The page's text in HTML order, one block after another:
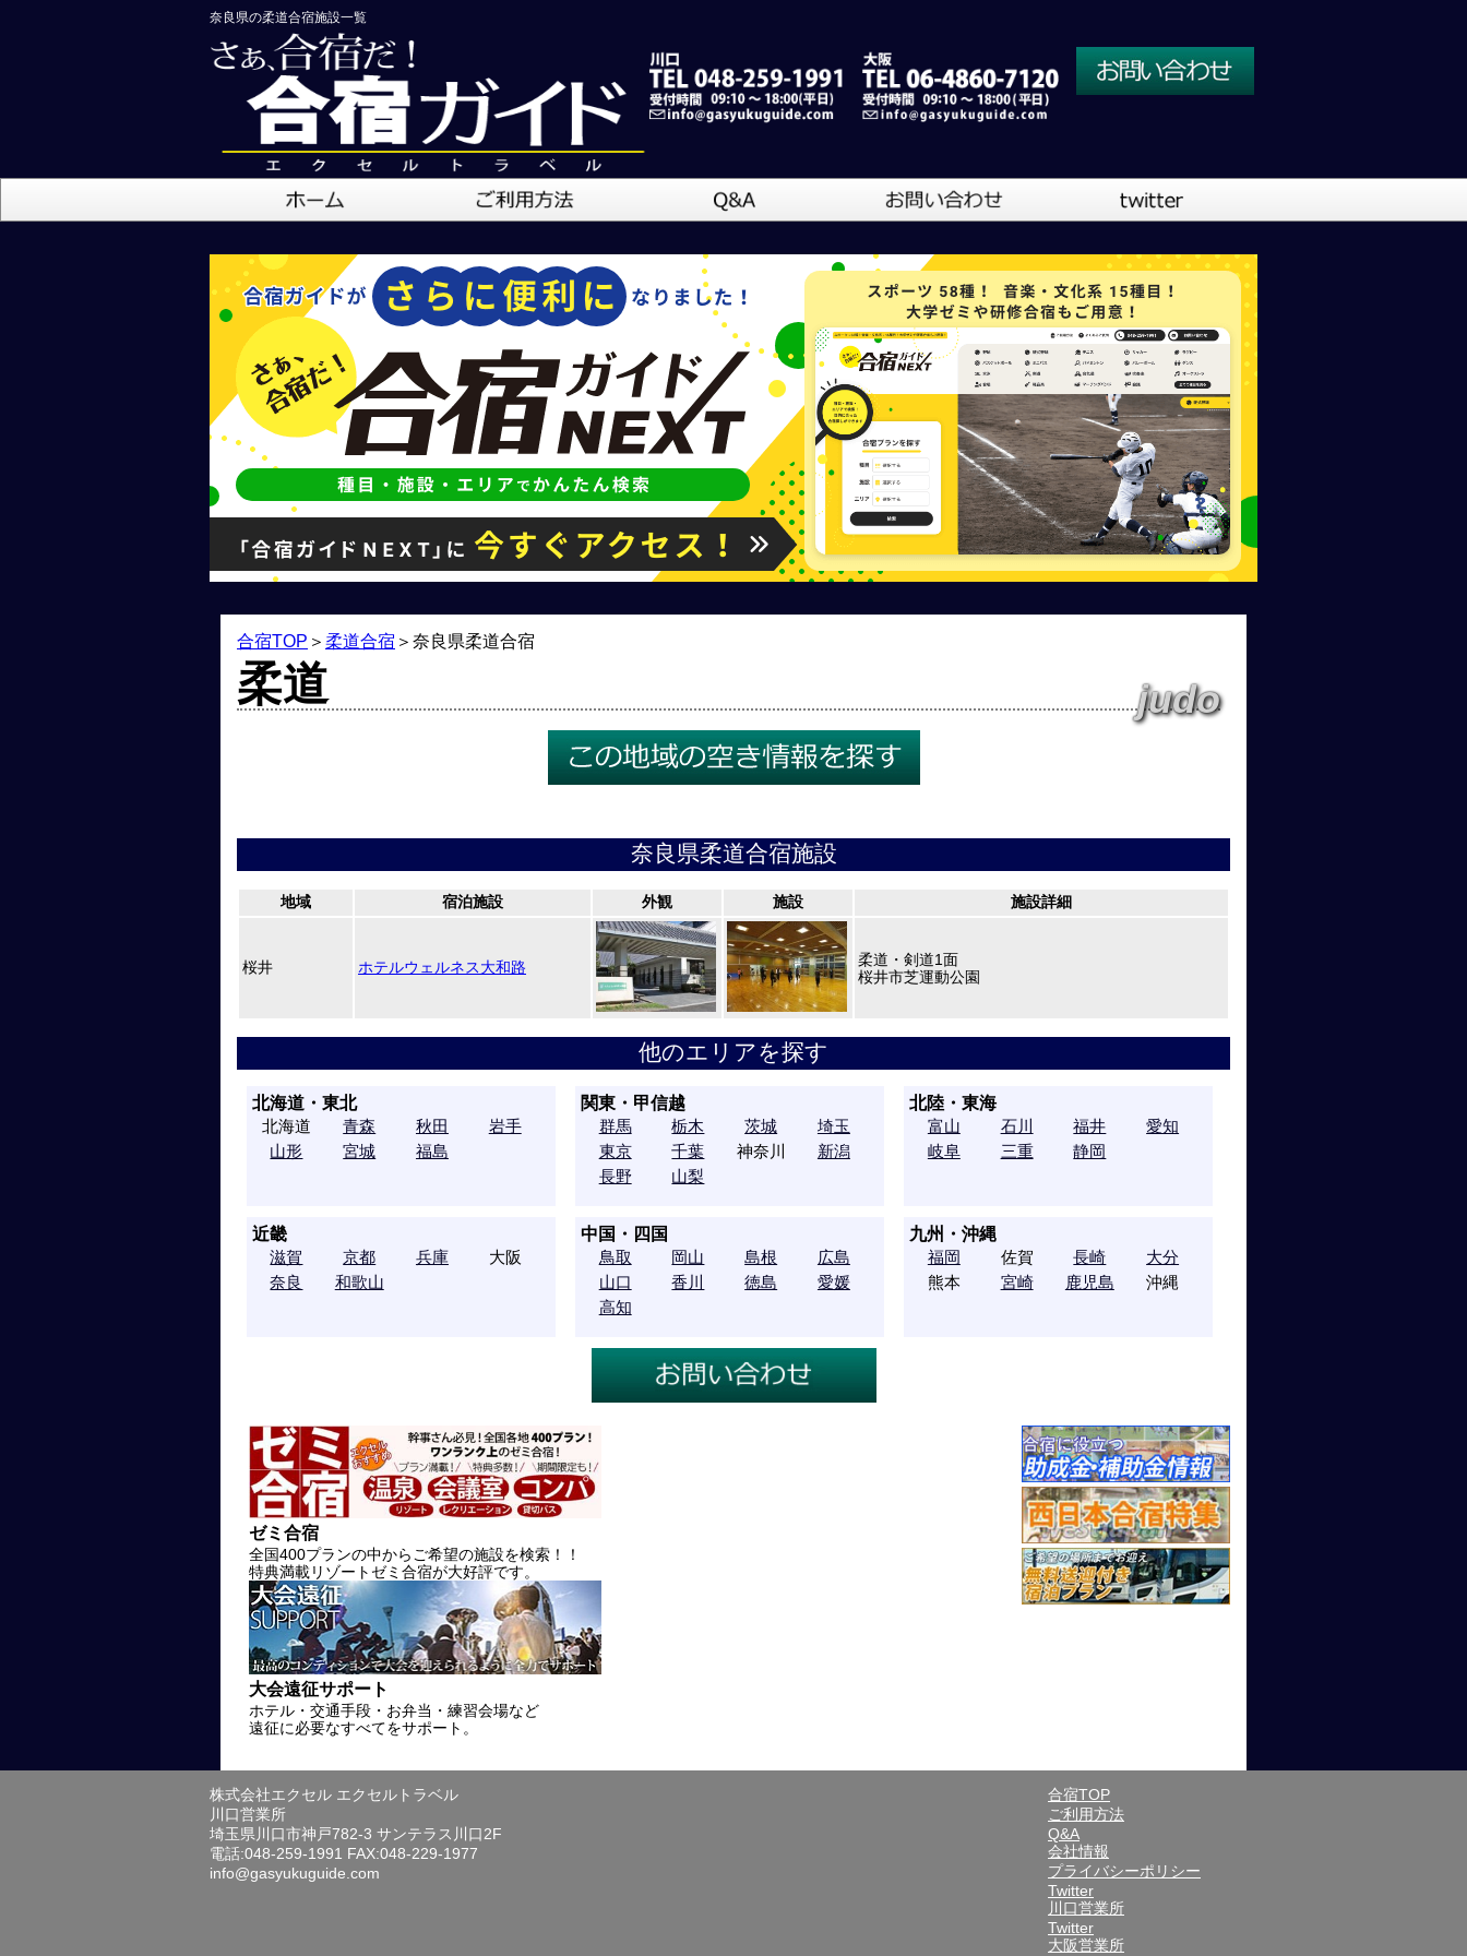
奈良県の柔道合宿施設一覧
大阪営業所
吹奏楽
合宿TOP ＞ 柔道合宿 ＞ 奈良県柔道合宿
柔道 judo
奈良県柔道合宿施設
地域 宿泊施設 外観 施設 施設詳細
桜井 ホテルウェルネス大和路
柔道・剣道1面
桜井市芝運動公園
他のエリアを探す
北海道・東北
北海道 青森 秋田
岩手
山形
宮城 福島
関東・甲信越
群馬 栃木 茨城
埼玉
東京
千葉 神奈川
新潟
長野
山梨
北陸・東海
富山 石川 福井
愛知
岐阜
三重 静岡
近畿
滋賀 京都 兵庫
大阪
奈良
和歌山
中国・四国
鳥取 岡山 島根
広島
山口
香川 徳島
愛媛
高知
九州・沖縄
福岡 佐賀 長崎
大分
熊本
宮崎 鹿児島 沖縄
ゼミ合宿
全国400プランの中からご希望の施設を検索！！
特典満載リゾートゼミ合宿が大好評です。
大会遠征サポート
ホテル・交通手段・お弁当・練習会場など
遠征に必要なすべてをサポート。
株式会社エクセル エクセルトラベル
川口営業所
埼玉県川口市神戸782-3 サンテラス川口2F
電話:048-259-1991 FAX:048-229-1977
info@gasyukuguide.com
合宿TOP
ご利用方法
Q&A
会社情報
プライバシーポリシー
Twitter
川口営業所
Twitter
大阪営業所